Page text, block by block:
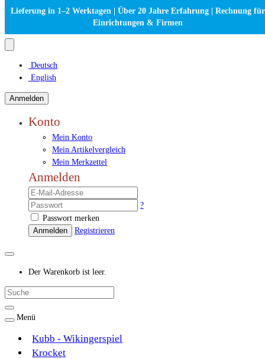
Deutsch
English
Anmelden
Konto
Mein Konto
Mein Artikelvergleich
Mein Merkzettel
Anmelden
?
Passwort merken
Anmelden
Registrieren
Der Warenkorb ist leer.
Menü
Kubb - Wikingerspiel
Krocket
Lieferung in 1–2 Werktagen | Über 20 Jahre Erfahrung | Rechnung für
Einrichtungen & Firmen